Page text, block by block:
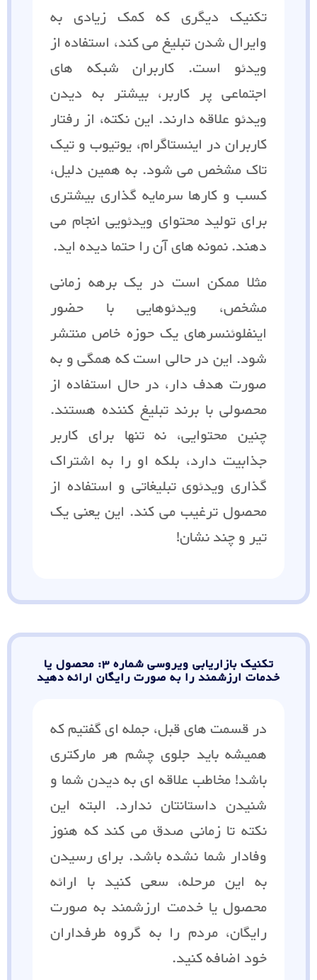
تکنیک دیگری که کمک زیادی به
وایرال شدن تبلیغ می کند، استفاده از
ویدئو است. کاربران شبکه های
اجتماعی پر کاربر، بیشتر به دیدن
ویدئو علاقه دارند. این نکته، از رفتار
کاربران در اینستاگرام، یوتیوب و تیک
تاک مشخص می شود. به همین دلیل،
کسب و کارها سرمایه گذاری بیشتری
برای تولید محتوای ویدئویی انجام می
دهند. نمونه های آن را حتما دیده اید.
مثلا ممکن است در یک برهه زمانی
مشخص، ویدئوهایی با حضور
اینفلوئنسرهای یک حوزه خاص منتشر
شود. این در حالی است که همگی و به
صورت هدف دار، در حال استفاده از
محصولی با برند تبلیغ کننده هستند.
چنین محتوایی، نه تنها برای کاربر
جذابیت دارد، بلکه او را به اشتراک
گذاری ویدئوی تبلیغاتی و استفاده از
محصول ترغیب می کند. این یعنی یک
تیر و چند نشان!
تکنیک بازاریابی ویروسی شماره 3: محصول یا
خدمات ارزشمند را به صورت رایگان ارائه دهید
در قسمت های قبل، جمله ای گفتیم که
همیشه باید جلوی چشم هر مارکتری
باشد! مخاطب علاقه ای به دیدن شما و
شنیدن داستانتان ندارد. البته این
نکته تا زمانی صدق می کند که هنوز
وفادار شما نشده باشد. برای رسیدن
به این مرحله، سعی کنید با ارائه
محصول یا خدمت ارزشمند به صورت
رایگان، مردم را به گروه طرفداران
خود اضافه کنید.